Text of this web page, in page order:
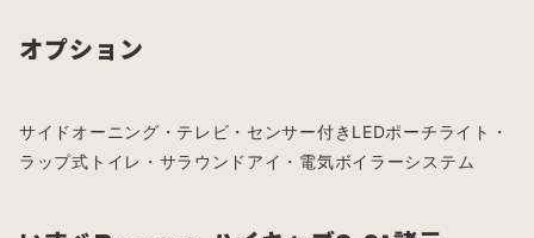
オプション
サイドオーニング・テレビ・センサー付きLEDポーチライト・
ラップ式トイレ・サラウンドアイ・電気ボイラーシステム